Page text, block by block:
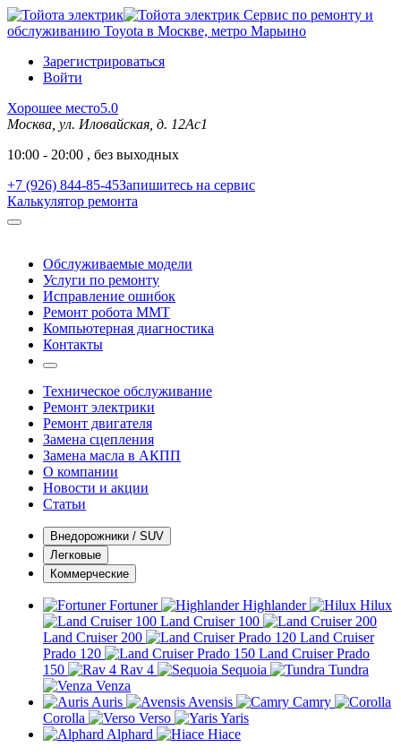
Сервис по ремонту и
обслуживанию Toyota в Москве, метро Марьино
Зарегистрироваться
Войти
Хорошее место5.0
Москва, ул. Иловайская, д. 12Ас1
10:00 - 20:00 , без выходных
+7 (926) 844-85-45Запишитесь на сервис
Калькулятор ремонта
Обслуживаемые модели
Услуги по ремонту
Исправление ошибок
Ремонт робота MMT
Компьютерная диагностика
Контакты
Техническое обслуживание
Ремонт электрики
Ремонт двигателя
Замена сцепления
Замена масла в АКПП
О компании
Новости и акции
Статьи
Внедорожники / SUV
Легковые
Коммерческие
Fortuner Highlander
Hilux
Land Cruiser 100
Land Cruiser 200
Land Cruiser
Prado 120
Land Cruiser Prado
150
Rav 4 Sequoia
Tundra
Venza
Auris
Avensis
Camry
Corolla
Verso
Yaris
Alphard
Hiace